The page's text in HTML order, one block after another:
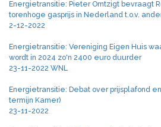
Energietransitie: Pieter Omtzigt bevraagt
torenhoge gasprijs in Nederland t.o.v.
2-12-2022
Energietransitie: Vereniging Eigen Huis
wordt in 2024 zo'n 2400 euro duurder
23-11-2022 WNL
Energietransitie: Debat over prijsplafond
termijn Kamer)
23-11-2022